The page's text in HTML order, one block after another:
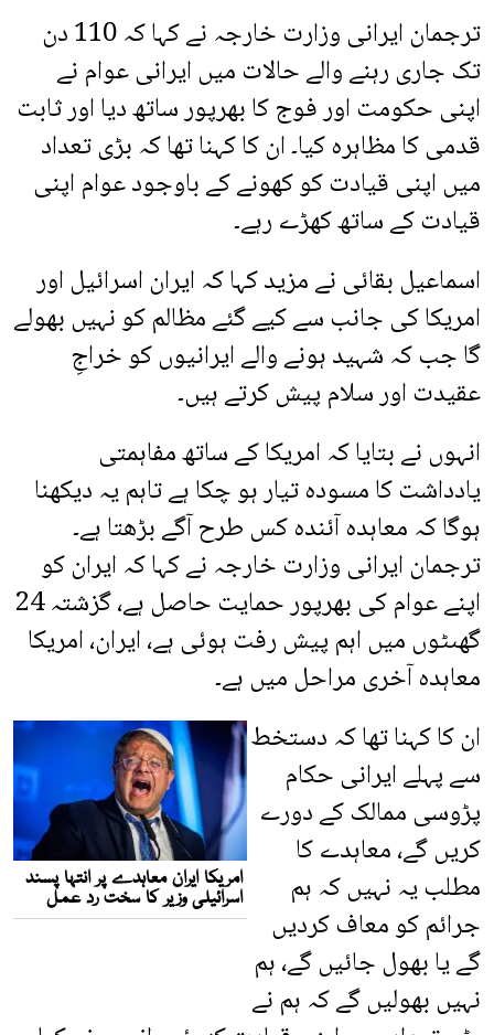
ترجمان ایرانی وزارت خارجہ نے کہا کہ 110 دن
تک جاری رہنے والے حالات میں ایرانی عوام نے
اپنی حکومت اور فوج کا بھرپور ساتھ دیا اور ثابت
قدمی کا مظاہرہ کیا۔ ان کا کہنا تھا کہ بڑی تعداد
میں اپنی قیادت کو کھونے کے باوجود عوام اپنی
قیادت کے ساتھ کھڑے رہے۔
اسماعیل بقائی نے مزید کہا کہ ایران اسرائیل اور
امریکا کی جانب سے کیے گئے مظالم کو نہیں بھولے
گا جب کہ شہید ہونے والے ایرانیوں کو خراجِ
عقیدت اور سلام پیش کرتے ہیں۔
انہوں نے بتایا کہ امریکا کے ساتھ مفاہمتی
یادداشت کا مسودہ تیار ہو چکا ہے تاہم یہ دیکھنا
ہوگا کہ معاہدہ آئندہ کس طرح آگے بڑھتا ہے۔
ترجمان ایرانی وزارت خارجہ نے کہا کہ ایران کو
اپنے عوام کی بھرپور حمایت حاصل ہے، گزشتہ 24
گھںٹوں میں اہم پیش رفت ہوئی ہے، ایران، امریکا
معاہدہ آخری مراحل میں ہے۔
ان کا کہنا تھا کہ دستخط
سے پہلے ایرانی حکام
پڑوسی ممالک کے دورے
کریں گے، معاہدے کا
مطلب یہ نہیں کہ ہم
جرائم کو معاف کردیں
گے یا بھول جائیں گے، ہم
نہیں بھولیں گے کہ ہم نے